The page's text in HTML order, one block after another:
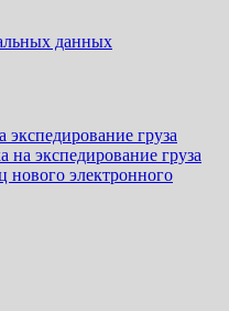
данных
экспедирование груза
на экспедирование груза
нового электронного